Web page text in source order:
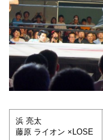
浜 亮太
藤原 ライオン ×LOSE